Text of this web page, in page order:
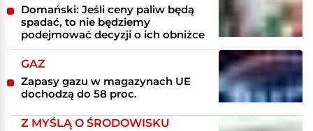
Domański: Jeśli ceny paliw będą
spadać, to nie będziemy
podejmować decyzji o ich obniżce
GAZ
Zapasy gazu w magazynach UE
dochodzą do 58 proc.
Z MYŚLĄ O ŚRODOWISKU